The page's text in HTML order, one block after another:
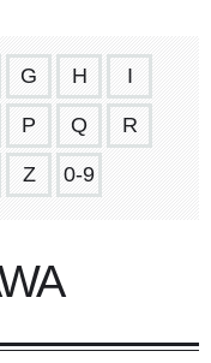
G H I
P Q R
Z 0-9